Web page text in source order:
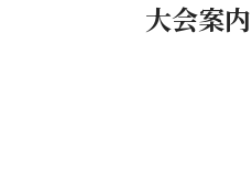
大会案内